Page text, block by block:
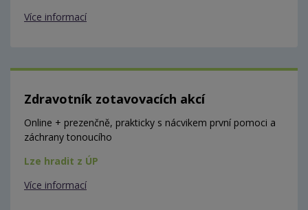
Více informací
Zdravotník zotavovacích akcí
Online + prezenčně, prakticky s nácvikem první pomoci a
záchrany tonoucího
Lze hradit z ÚP
Více informací